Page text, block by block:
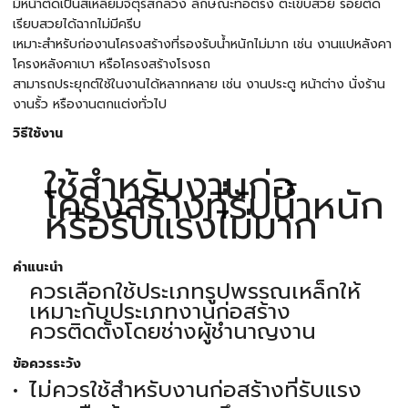
มีหน้าตัดเป็นสี่เหลี่ยมจัตุรัสกลวง ลักษณะท่อตรง ตะเข็บสวย รอยตัด
เรียบสวยได้ฉากไม่มีครีบ
เหมาะสำหรับก่องานโครงสร้างที่รองรับน้ำหนักไม่มาก เช่น งานแปหลังคา
โครงหลังคาเบา หรือโครงสร้างโรงรถ
สามารถประยุกต์ใช้ในงานได้หลากหลาย เช่น งานประตู หน้าต่าง นั่งร้าน
งานรั้ว หรืองานตกแต่งทั่วไป
วิธีใช้งาน
ใช้สำหรับงานก่อ
โครงสร้างที่รับน้ำหนัก
หรือรับแรงไม่มาก
คำแนะนำ
ควรเลือกใช้ประเภทรูปพรรณเหล็กให้
เหมาะกับประเภทงานก่อสร้าง
ควรติดตั้งโดยช่างผู้ชำนาญงาน
ข้อควรระวัง
ไม่ควรใช้สำหรับงานก่อสร้างที่รับแรง